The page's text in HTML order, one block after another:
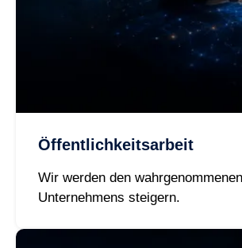
Öffentlichkeitsarbeit
Wir werden den
Unternehmens steigern.